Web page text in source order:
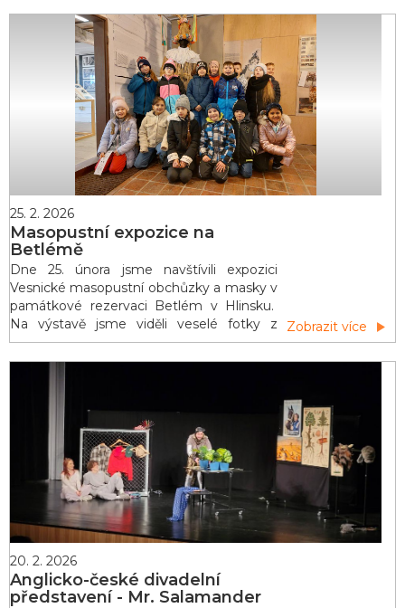
dveřích učebny. Není to obyčejný klíč —
reaguje na splněné jarní výzvy. Každá
aktivita klíč pootočí o kousek dál. Až se v
pátek 20. března otoč&ia
25. 2. 2026
Masopustní expozice na
Betlémě
Dne 25. února jsme navštívili expozici
Vesnické masopustní obchůzky a masky v
památkové rezervaci Betlém v Hlinsku.
Na výstavě jsme viděli veselé fotky z
masopustního průvodu, které jsou
dlouhodobou tradicí v obcích na Hlinecku.
Velmi pěkné byly figuríny slamáka, rasa a
byla představena také prostřednictvím
krátkého filmového dokumentu. Na konci
prohlídky jsme na
Zobrazit více
20. 2. 2026
Anglicko-české divadelní
představení - Mr. Salamander